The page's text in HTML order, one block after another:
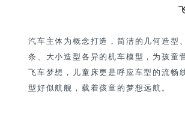
汽车主体为概念打造，简洁的几何造型
条、大小造型各异的机车模型，为孩童
飞车梦想，儿童床更是呼应车型的流畅
型好似航舰，载着孩童的梦想远航。